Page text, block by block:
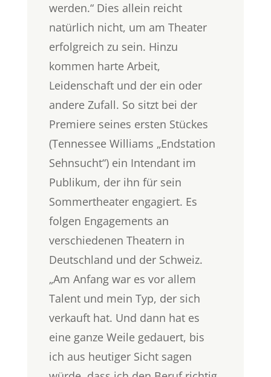
werden.“ Dies allein reicht
natürlich nicht, um am Theater
erfolgreich zu sein. Hinzu
kommen harte Arbeit,
Leidenschaft und der ein oder
andere Zufall. So sitzt bei der
Premiere seines ersten Stückes
(Tennessee Williams „Endstation
Sehnsucht“) ein Intendant im
Publikum, der ihn für sein
Sommertheater engagiert. Es
folgen Engagements an
verschiedenen Theatern in
Deutschland und der Schweiz.
„Am Anfang war es vor allem
Talent und mein Typ, der sich
verkauft hat. Und dann hat es
eine ganze Weile gedauert, bis
ich aus heutiger Sicht sagen